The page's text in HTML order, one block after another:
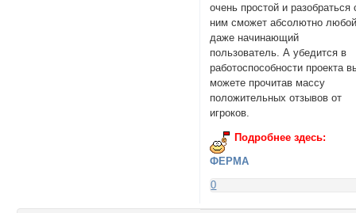
очень простой и разобраться
ним сможет абсолютно
даже начинающий
пользователь. А убедится в
работоспособности проекта
можете прочитав массу
положительных отзывов от
игроков.
Подробнее здесь:
ФЕРМА
0